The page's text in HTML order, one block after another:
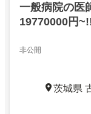
一般病院の医
19770000円
非公開
茨城県